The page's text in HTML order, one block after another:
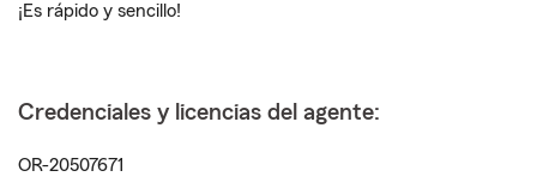
¡Es rápido y sencillo!
Credenciales y licencias del agente:
OR-20507671